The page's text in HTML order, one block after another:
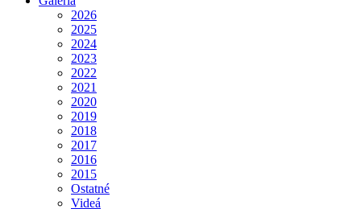
2026
2025
2024
2023
2022
2021
2020
2019
2018
2017
2016
2015
Ostatné
Videá